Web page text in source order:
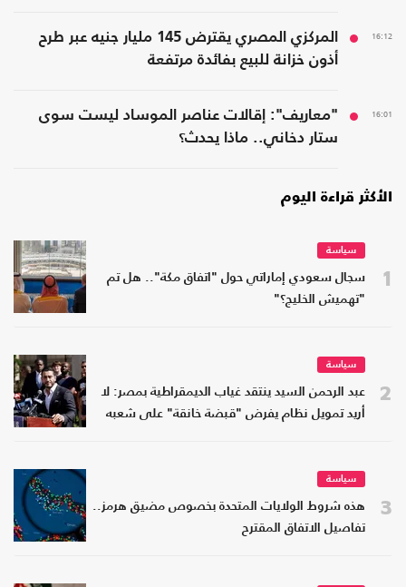
16:12
المركزي المصري يقترض 145 مليار جنيه عبر طرح
أذون خزانة للبيع بفائدة مرتفعة
16:01
"معاريف": إقالات عناصر الموساد ليست سوى
ستار دخاني.. ماذا يحدث؟
الأكثر قراءة اليوم
1
سياسة
سجال سعودي إماراتي حول "اتفاق مكة".. هل تم
"تهميش الخليج؟"
2
سياسة
عبد الرحمن السيد ينتقد غياب الديمقراطية بمصر: لا
أريد تمويل نظام يفرض "قبضة خانقة" على شعبه
3
سياسة
هذه شروط الولايات المتحدة بخصوص مضيق هرمز..
تفاصيل الاتفاق المقترح